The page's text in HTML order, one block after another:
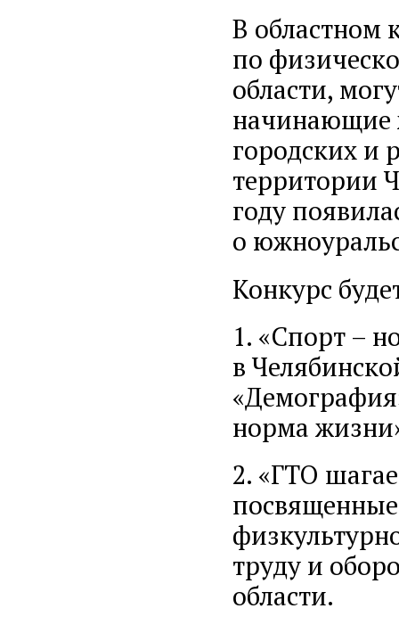
В областном
по
области,
начинающие
городских и
территории
году
о
Конкурс
1. «Спорт –
в
норма
2. «ГТО
труду и
области.